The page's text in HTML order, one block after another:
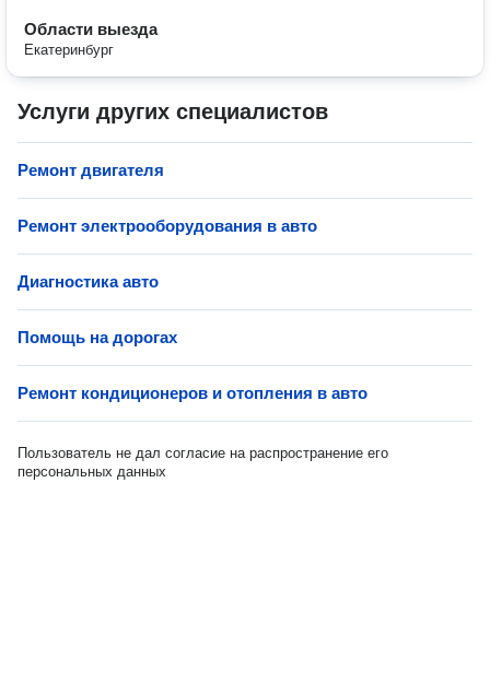
Области выезда
Екатеринбург
Услуги других специалистов
Ремонт двигателя
Ремонт электрооборудования в авто
Диагностика авто
Помощь на дорогах
Ремонт кондиционеров и отопления в авто
Пользователь не дал согласие на распространение его
персональных данных